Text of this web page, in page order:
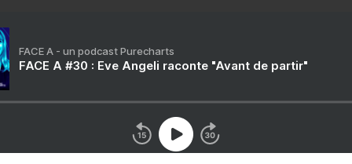
FACE A - un podcast Purecharts
FACE A #30 : Eve Angeli raconte "Avant de partir"